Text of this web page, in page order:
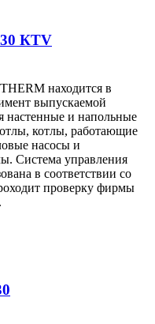
КTV
находится в
выпускаемой
настенные и напольные
котлы, работающие
насосы и
Система управления
в соответствии со
проверку фирмы